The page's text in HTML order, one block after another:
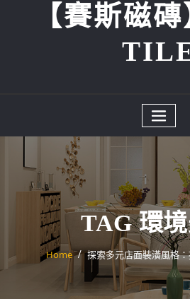
【賽斯磁
TAG 環
Home 探索多元店面裝潢風格